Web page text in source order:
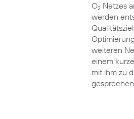
O2Netzes
werden
weiteren
einem
mit ihm zu